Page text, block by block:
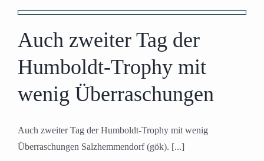
Auch zweiter Tag der
Humboldt-Trophy mit
wenig Überraschungen
Auch zweiter Tag der Humboldt-Trophy mit wenig
Überraschungen Salzhemmendorf (gök). [...]